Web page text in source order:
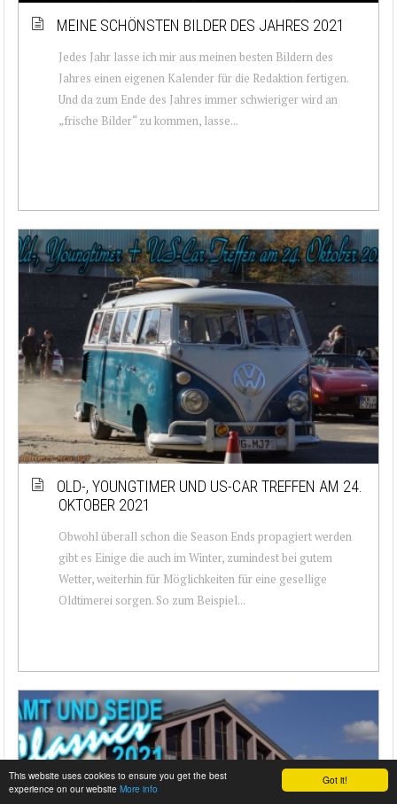
Got it!
This website uses cookies to ensure you get the best
experience on our website More info
MEINE SCHÖNSTEN BILDER DES JAHRES 2021
Jedes Jahr lasse ich mir aus meinen besten Bildern des
Jahres einen eigenen Kalender für die Redaktion fertigen.
Und da zum Ende des Jahres immer schwieriger wird an
„frische Bilder“ zu kommen, lasse...
OLD-, YOUNGTIMER UND US-CAR TREFFEN AM 24.
OKTOBER 2021
Obwohl überall schon die Season Ends propagiert werden
gibt es Einige die auch im Winter, zumindest bei gutem
Wetter, weiterhin für Möglichkeiten für eine gesellige
Oldtimerei sorgen. So zum Beispiel...